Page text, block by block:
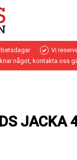
Vi
något, kontakta oss
JACKA